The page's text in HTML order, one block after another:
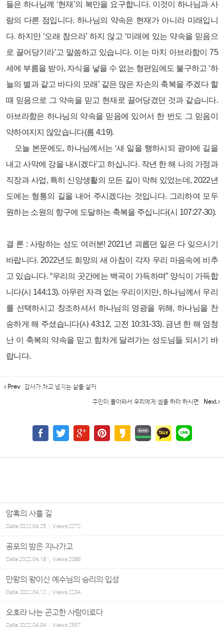
들은 하나님께 ‘현재’의 복만을 요구합니다. 이것이 하나님과 사
람의 다른 점입니다. 하나님의 약속은 현재가 아니라 미래입니
다. 하지만 ‘오래 참으라’ 하지 않고 ‘미래에 있는 약속을 믿음으
로 끌어당기라’고 말씀하고 있습니다. 이는 마치 아브라함이 75
세에 부름을 받아, 자식을 낳을 수 없는 형편임에도 불구하고 ‘하
늘의 별과 같고 바다의 모래’ 같은 많은 자손의 축복을 주겠다 할
때 믿음으로 그 약속을 믿고 현재로 끌어당겼던 것과 같습니다.
아브라함은 하나님의 약속을 믿음에 있어서 한 번도 그 믿음이
약하여지지 않았습니다(롬 4:19).
오늘 본문에도, 하나님께서는 ‘새 일을 행하시되 광야에 길을
내고 사막에 강을 내시겠다’고 하십니다. 작년 한 해 나의 가정과
직장과 사업, 특히 신앙생활의 모든 길이 막혀 있었는데, 2022년
도에는 형통의 길을 내어 주시겠다는 것입니다. 그리하여 모두
원하는 소원의 항구에 도달하는 축복을 주십니다(시 107:27-30).
결 론 : 사랑하는 성도 여러분! 2021년 괴롭던 일은 다 잊으시기
바랍니다. 2022년도 희망의 새 아침이 각자 우리 마음속에 비추
고 있습니다. “우리의 곳간에는 백곡이 가득하며” 양식이 가득합
니다(시 144:13). 아무런 자격 없는 우리이지만, 하나님께서 우리
를 선택하시고 창조하셔서 하나님의 영광을 위해, 하나님을 찬
송하게 해 주셨습니다(사 43:12, 고전 10:31-33). 금년 한 해 엄청
난 이 축복의 약속을 믿고 힘차게 달려가는 성도님들 되시기 바
랍니다.
Prev 감사가 차고 넘치는 삶을 살자
주인이 돌아와서 우리에게 셈을 하라 하시면 Next
암흑의 사흘 길
Date2022.04.25 Views2272
공포의 밤은 지나가고
Date2022.04.18 Views2088
만왕의 왕이신 예수님의 승리의 입성
Date2022.04.12 Views2234
오호라 나는 곤고한 사람이로다
Date2022.04.04 Views2557